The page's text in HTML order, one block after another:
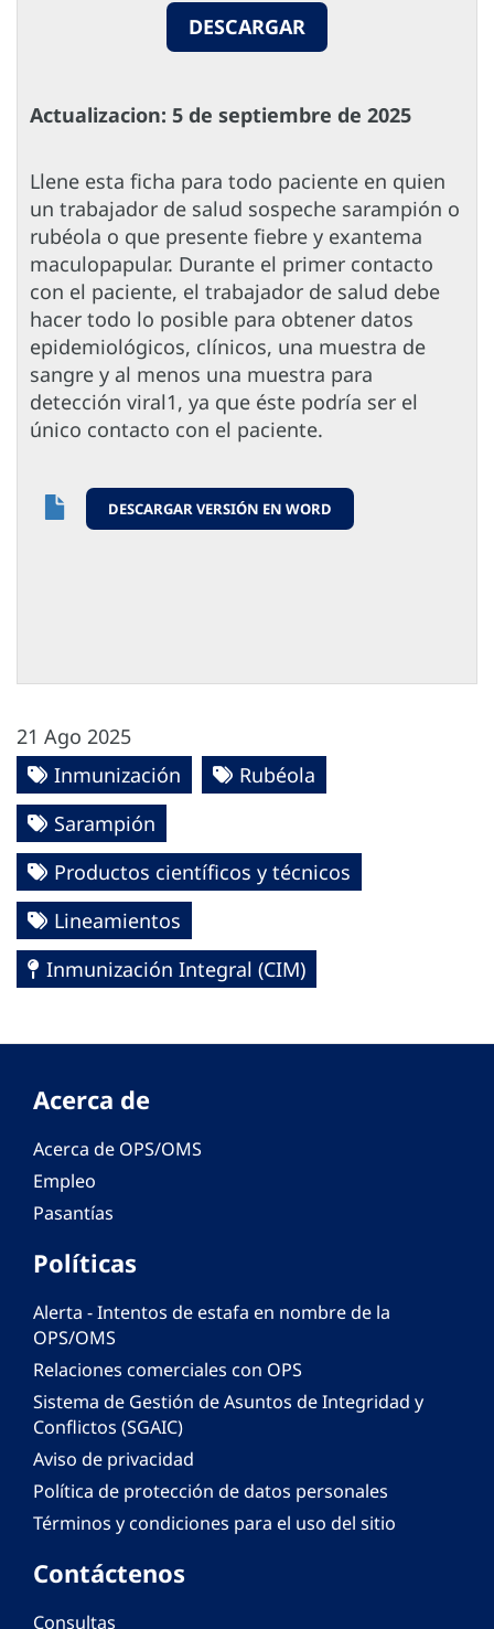
DESCARGAR
Actualizacion: 5 de septiembre de 2025
Llene esta ficha para todo paciente en quien
un trabajador de salud sospeche sarampión o
rubéola o que presente fiebre y exantema
maculopapular. Durante el primer contacto
con el paciente, el trabajador de salud debe
hacer todo lo posible para obtener datos
epidemiológicos, clínicos, una muestra de
sangre y al menos una muestra para
detección viral1, ya que éste podría ser el
único contacto con el paciente.
DESCARGAR VERSIÓN EN WORD
21 Ago 2025
Inmunización
Rubéola
Sarampión
Productos científicos y técnicos
Lineamientos
Inmunización Integral (CIM)
Acerca de
Acerca de OPS/OMS
Empleo
Pasantías
Políticas
Alerta - Intentos de estafa en nombre de la
OPS/OMS
Relaciones comerciales con OPS
Sistema de Gestión de Asuntos de Integridad y
Conflictos (SGAIC)
Aviso de privacidad
Política de protección de datos personales
Términos y condiciones para el uso del sitio
Contáctenos
Consultas